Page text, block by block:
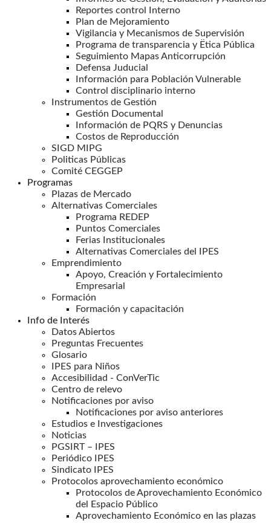
Reportes control Interno
Plan de Mejoramiento
Vigilancia y Mecanismos de Supervisión
Programa de transparencia y Ëtica Pública
Seguimiento Mapas Anticorrupción
Defensa Juducial
Información para Población Vulnerable
Control disciplinario interno
Instrumentos de Gestión
Gestión Documental
Información de PQRS y Denuncias
Costos de Reproducción
SIGD MIPG
Politicas Públicas
Comité CEGGEP
Programas
Plazas de Mercado
Alternativas Comerciales
Programa REDEP
Puntos Comerciales
Ferias Institucionales
Alternativas Comerciales del IPES
Emprendimiento
Apoyo, Creación y Fortalecimiento
Empresarial
Formación
Formación y capacitación
Info de Interés
Datos Abiertos
Preguntas Frecuentes
Glosario
IPES para Niños
Accesibilidad - ConVerTic
Centro de relevo
Notificaciones por aviso
Notificaciones por aviso anteriores
Estudios e Investigaciones
Noticias
PGSIRT – IPES
Periódico IPES
Sindicato IPES
Protocolos aprovechamiento económico
Protocolos de Aprovechamiento Económico
del Espacio Público
Aprovechamiento Económico en las plazas